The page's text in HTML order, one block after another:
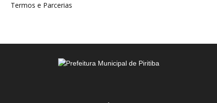
Termos e Parcerias
.